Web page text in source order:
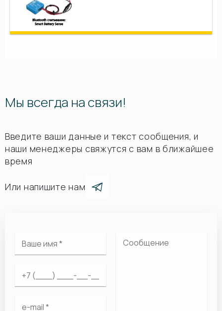
Мы всегда на связи!
Введите ваши данные и текст сообщения, и
наши менеджеры свяжутся с вам в ближайшее
время
Или напишите нам